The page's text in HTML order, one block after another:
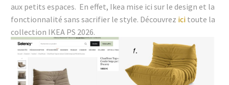
aux petits espaces. En effet, Ikea mise ici sur le design et la
fonctionnalité sans sacrifier le style. Découvrez ici toute la
collection IKEA PS 2026.